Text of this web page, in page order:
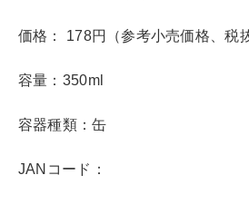
価格： 178円（参考小売価格、税
容量：350ml
容器種類：缶
JANコード：